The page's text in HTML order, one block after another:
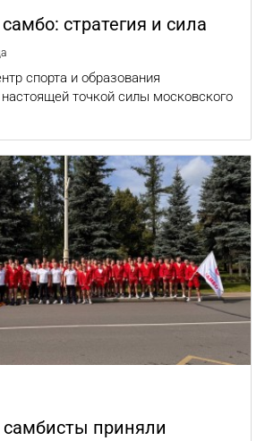
стратегия и сила
спорта и образования
точкой силы московского
приняли